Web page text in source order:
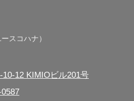
応）
スコハナ）
12 KIMIOビル201号